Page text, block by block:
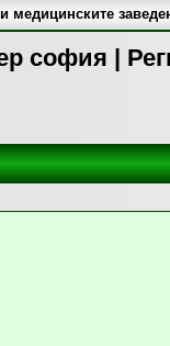
софия |
медицинските